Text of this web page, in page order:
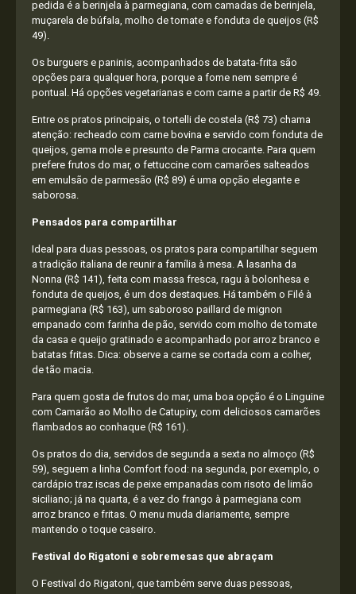
pedida é a berinjela à parmegiana, com camadas de berinjela,
muçarela de búfala, molho de tomate e fonduta de queijos (R$
49).
Os burguers e paninis, acompanhados de batata-frita são
opções para qualquer hora, porque a fome nem sempre é
pontual. Há opções vegetarianas e com carne a partir de R$ 49.
Entre os pratos principais, o tortelli de costela (R$ 73) chama
atenção: recheado com carne bovina e servido com fonduta de
queijos, gema mole e presunto de Parma crocante. Para quem
prefere frutos do mar, o fettuccine com camarões salteados
em emulsão de parmesão (R$ 89) é uma opção elegante e
saborosa.
Pensados para compartilhar
Ideal para duas pessoas, os pratos para compartilhar seguem
a tradição italiana de reunir a família à mesa. A lasanha da
Nonna (R$ 141), feita com massa fresca, ragu à bolonhesa e
fonduta de queijos, é um dos destaques. Há também o Filé à
parmegiana (R$ 163), um saboroso paillard de mignon
empanado com farinha de pão, servido com molho de tomate
da casa e queijo gratinado e acompanhado por arroz branco e
batatas fritas. Dica: observe a carne se cortada com a colher,
de tão macia.
Para quem gosta de frutos do mar, uma boa opção é o Linguine
com Camarão ao Molho de Catupiry, com deliciosos camarões
flambados ao conhaque (R$ 161).
Os pratos do dia, servidos de segunda a sexta no almoço (R$
59), seguem a linha Comfort food: na segunda, por exemplo, o
cardápio traz iscas de peixe empanadas com risoto de limão
siciliano; já na quarta, é a vez do frango à parmegiana com
arroz branco e fritas. O menu muda diariamente, sempre
mantendo o toque caseiro.
Festival do Rigatoni e sobremesas que abraçam
O Festival do Rigatoni, que também serve duas pessoas,